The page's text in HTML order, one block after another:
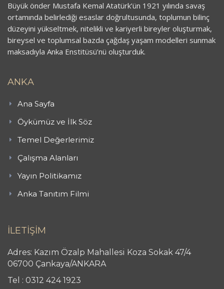
Büyük önder Mustafa Kemal Atatürk’ün 1921 yılında savaş
ortamında belirlediği esaslar doğrultusunda, toplumun bilinç
düzeyini yükseltmek, nitelikli ve kariyerli bireyler oluşturmak,
bireysel ve toplumsal bazda çağdaş yaşam modelleri sunmak
maksadıyla Anka Enstitüsü’nü oluşturduk.
ANKA
Ana Sayfa
Öykümüz ve İlk Söz
Temel Değerlerimiz
Çalışma Alanları
Yayın Politikamız
Anka Tanıtım Filmi
İLETİŞİM
Adres: Kazım Özalp Mahallesi Koza Sokak 47/4
06700 Çankaya/ANKARA
Tel : 0312 424 1923